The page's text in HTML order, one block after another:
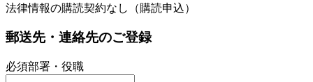
法律情報の購読契約なし（購読申込）
郵送先・連絡先のご登録
必須部署・役職